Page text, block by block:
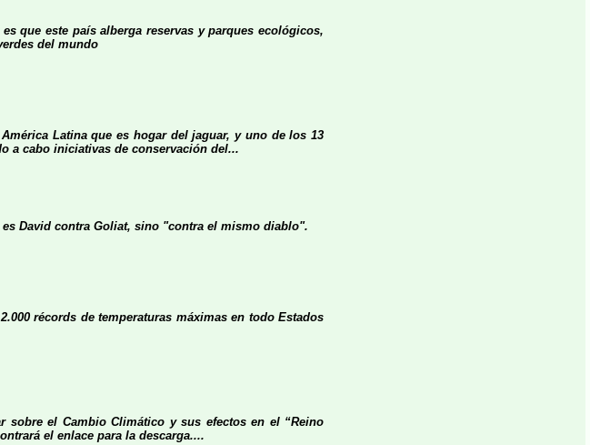
que este país alberga reservas y parques ecológicos,
del mundo
Latina que es hogar del jaguar, y uno de los 13
a cabo iniciativas de conservación del...
David contra Goliat, sino "contra el mismo diablo".
récords de temperaturas máximas en todo Estados
sobre el Cambio Climático y sus efectos en el “Reino
el enlace para la descarga....